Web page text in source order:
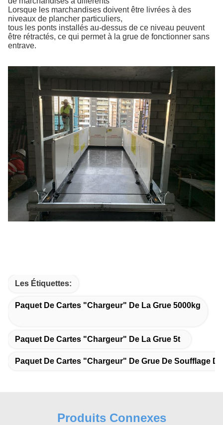
Lorsque les marchandises doivent être livrées à des
niveaux de plancher particuliers,
tous les ponts installés au-dessus de ce niveau peuvent
être rétractés, ce qui permet à la grue de fonctionner sans
entrave.
Les Étiquettes:
Paquet De Cartes "chargeur" De La Grue 5000kg
Paquet De Cartes "chargeur" De La Grue 5t
Paquet De Cartes "chargeur" De Grue De Soufflage
Produits Connexes